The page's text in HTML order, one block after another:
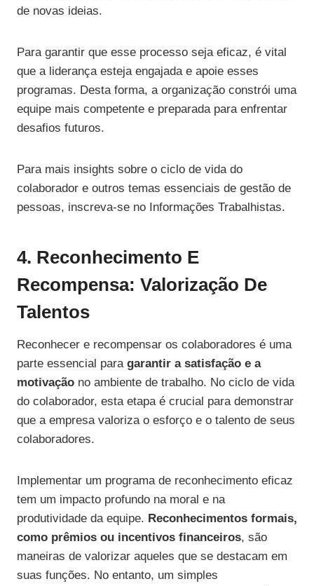
de novas ideias.
Para garantir que esse processo seja eficaz, é vital
que a liderança esteja engajada e apoie esses
programas. Desta forma, a organização constrói uma
equipe mais competente e preparada para enfrentar
desafios futuros.
Para mais insights sobre o ciclo de vida do
colaborador e outros temas essenciais de gestão de
pessoas, inscreva-se no Informações Trabalhistas.
4. Reconhecimento E
Recompensa: Valorização De
Talentos
Reconhecer e recompensar os colaboradores é uma
parte essencial para garantir a satisfação e a
motivação no ambiente de trabalho. No ciclo de vida
do colaborador, esta etapa é crucial para demonstrar
que a empresa valoriza o esforço e o talento de seus
colaboradores.
Implementar um programa de reconhecimento eficaz
tem um impacto profundo na moral e na
produtividade da equipe. Reconhecimentos formais,
como prêmios ou incentivos financeiros, são
maneiras de valorizar aqueles que se destacam em
suas funções. No entanto, um simples